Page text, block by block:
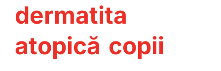
dermatita
atopică copii